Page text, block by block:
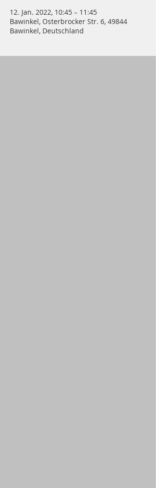
12. Jan. 2022, 10:45 – 11:45
Bawinkel, Osterbrocker Str. 6, 49844
Bawinkel, Deutschland